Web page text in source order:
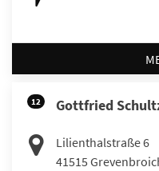
12 Gottfried
Lilienthalstraße 6
41515